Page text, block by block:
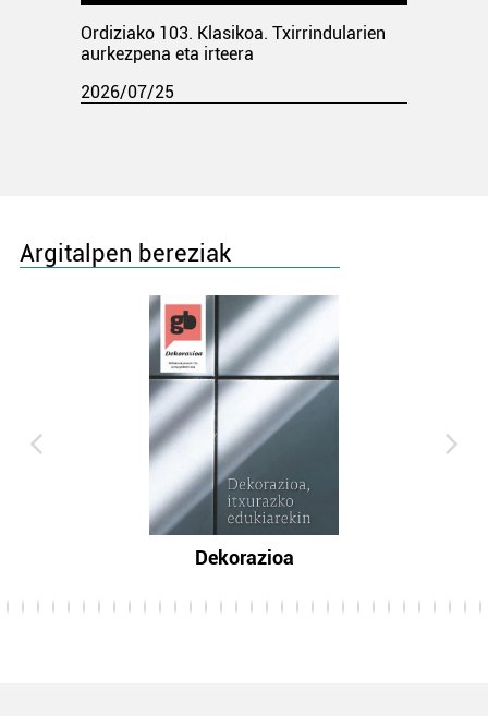
Ordiziako 103. Klasikoa. Txirrindularien
aurkezpena eta irteera
2026/07/25
Argitalpen bereziak
Dekorazioa